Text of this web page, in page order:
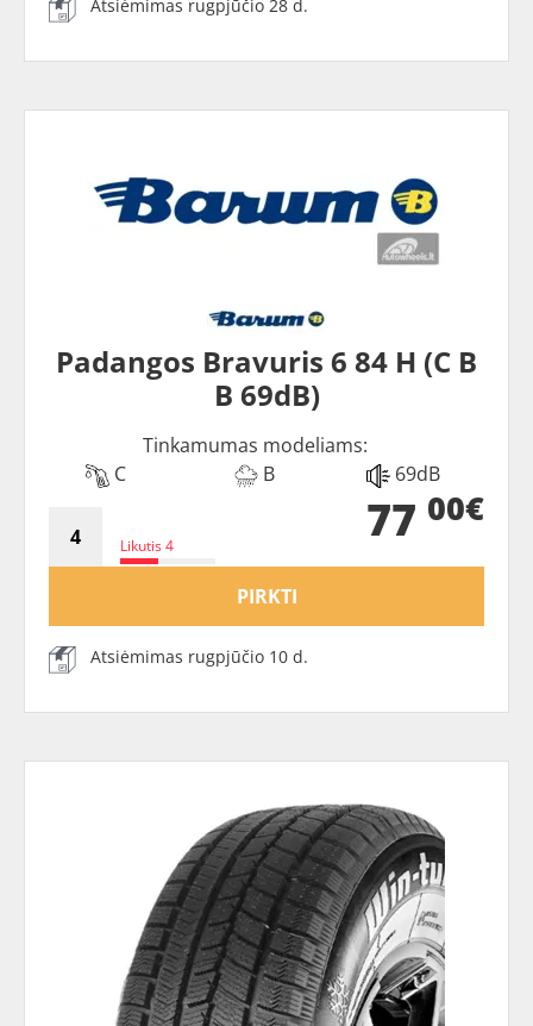
Atsiėmimas rugpjūčio 28 d.
Padangos Bravuris 6 84 H (C B
B 69dB)
Tinkamumas modeliams:
C
B 69dB
Likutis 4 77 00€
PIRKTI
Atsiėmimas rugpjūčio 10 d.